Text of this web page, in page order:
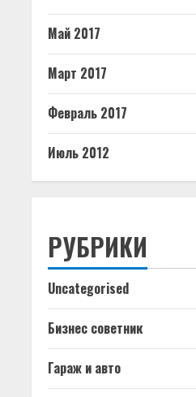
Май 2017
Март 2017
Февраль 2017
Июль 2012
РУБРИКИ
Uncategorised
Бизнес советник
Гараж и авто